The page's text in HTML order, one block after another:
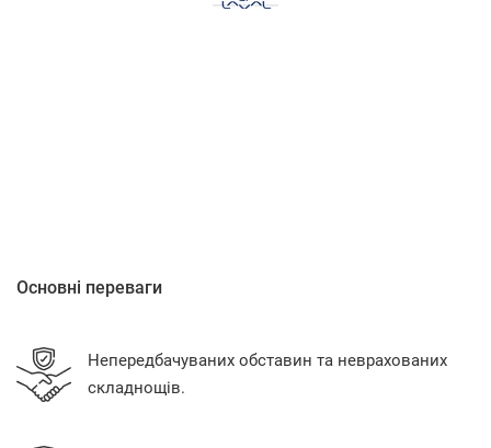
Основні переваги
Непередбачуваних обставин та неврахованих
складнощів.